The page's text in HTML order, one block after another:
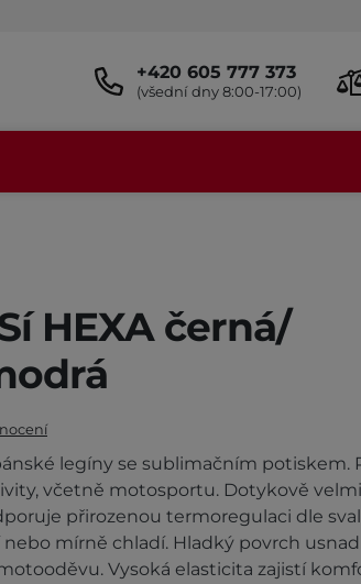
+420 605 777 373
(všední dny 8:00-17:00)
HEXA černá/
legíny se sublimačním potiskem.
včetně motosportu. Dotykově velmi
přirozenou termoregulaci dle
nebo mírně chladí. Hladký povrch
Vysoká elasticita zajistí